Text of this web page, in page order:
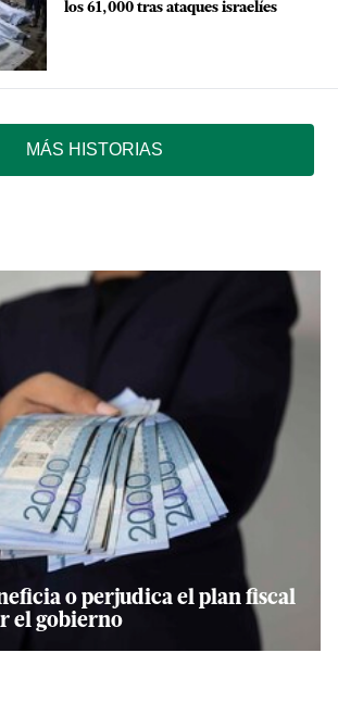
los 61,000 tras ataques israelíes
MÁS HISTORIAS
o perjudica el plan fiscal
el gobierno